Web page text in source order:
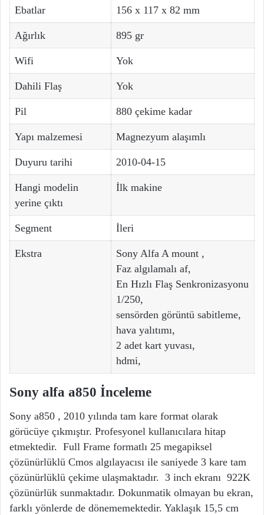
Ebatlar 156 x 117 x 82 mm
Ağırlık 895 gr
Wifi Yok
Dahili Flaş Yok
Pil 880 çekime kadar
Yapı malzemesi Magnezyum alaşımlı
Duyuru tarihi 2010-04-15
Hangi modelin
yerine çıktı
İlk makine
Segment İleri
Ekstra
Sony Alfa A mount ,
Faz algılamalı af,
En Hızlı Flaş Senkronizasyonu
1/250,
sensörden görüntü sabitleme,
hava yalıtımı,
2 adet kart yuvası,
hdmi,
Sony alfa a850 İnceleme
Sony a850 , 2010 yılında tam kare format olarak
görücüye çıkmıştır. Profesyonel kullanıcılara hitap
etmektedir. Full Frame formatlı 25 megapiksel
çözünürlüklü Cmos algılayacısı ile saniyede 3 kare tam
çözünürlüklü çekime ulaşmaktadır. 3 inch ekranı 922K
çözünürlük sunmaktadır. Dokunmatik olmayan bu ekran,
farklı yönlerde de dönememektedir. Yaklaşık 15,5 cm